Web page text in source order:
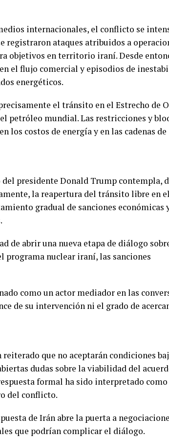
internacionales, el conflicto se
registraron ataques atribuidos a
objetivos en territorio iraní. Desde
el flujo comercial y episodios de
energéticos.
el tránsito en el Estrecho de
petróleo mundial. Las restricciones y
los costos de energía y en las cadenas de
presidente Donald Trump contempla,
la reapertura del tránsito libre en el
gradual de sanciones económicas
abrir una nueva etapa de diálogo
programa nuclear iraní, las sanciones
como un actor mediador en las
de su intervención ni el grado de
que no aceptarán condiciones
dudas sobre la viabilidad del
formal ha sido interpretado
del conflicto.
de Irán abre la puerta a
que podrían complicar el diálogo.